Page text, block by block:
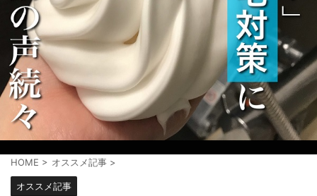
HOME > オススメ記事 >
オススメ記事